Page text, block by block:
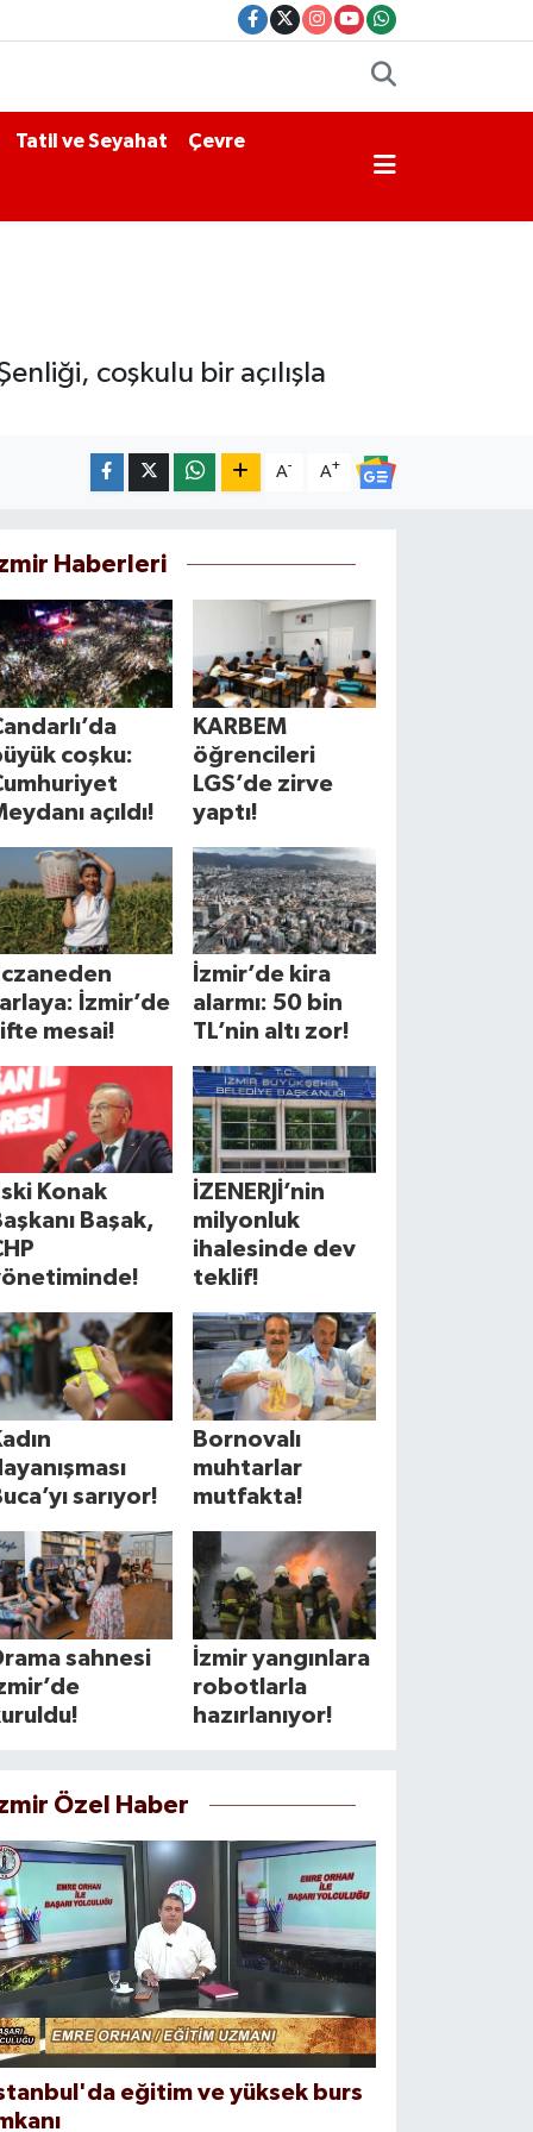
Tatil ve Seyahat Çevre
coşkulu bir açılışla
A- A+
Haberleri
coşku:
açıldı!
KARBEM
öğrencileri
LGS’de zirve
yaptı!
İzmir’de
mesai!
İzmir’de kira
alarmı: 50 bin
TL’nin altı zor!
Konak
Başak,
İZENERJİ’nin
milyonluk
ihalesinde dev
teklif!
sarıyor!
Bornovalı
muhtarlar
mutfakta!
sahnesi
İzmir yangınlara
robotlarla
hazırlanıyor!
Özel Haber
eğitim ve yüksek burs